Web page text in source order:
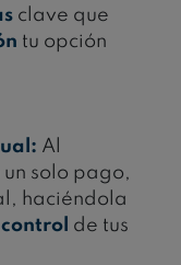
clave que
tu opción
Al
solo pago,
haciéndola
control de tus